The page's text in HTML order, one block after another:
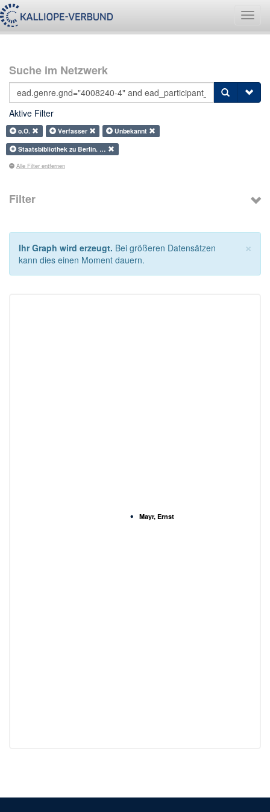
Suche im Netzwerk
Aktive Filter
o.O. Verfasser
Unbekannt
Staatsbibliothek zu Berlin. …
Alle Filter entfernen
Filter
×
Ihr Graph wird erzeugt. Bei größeren Datensätzen
kann dies einen Moment dauern.
Mayr, Ernst